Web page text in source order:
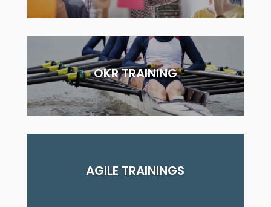
OKR TRAINING
AGILE TRAININGS